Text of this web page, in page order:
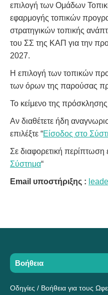
επιλογή των Ομάδων
εφαρμογής τοπικών
στρατηγικών τοπικής
του ΣΣ της ΚΑΠ για την
2027.
Η επιλογή των τοπικών
των όρων της παρούσας
Το κείμενο της πρόσκλησης
Αν διαθέτετε ήδη
επιλέξτε “Είσοδος στο
Σε διαφορετική περίπτωση
Σύστημα“
Email υποστήριξης :
Βοήθεια
Οδηγίες / Βοήθεια για τους